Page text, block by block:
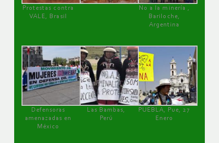
Protestas contra
VALE, Brasil
No a la minería ,
Bariloche,
Argentina
Defensoras
amenazadas en
México
Las Bambas,
Perú
PUEBLA, Pue, 27
Enero